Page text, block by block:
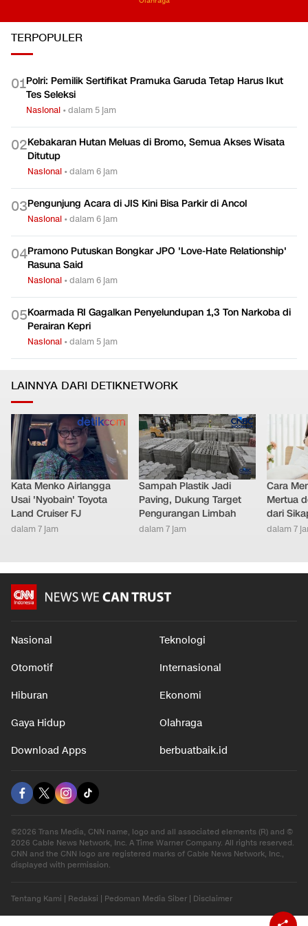
TERPOPULER
01Polri: Pemilik Sertifikat Pramuka Garuda Tetap Harus Ikut
Tes Seleksi
Nasional •dalam 5 jam
02Kebakaran Hutan Meluas di Bromo, Semua Akses Wisata
Ditutup
Nasional •dalam 6 jam
03Pengunjung Acara di JIS Kini Bisa Parkir di Ancol
Nasional •dalam 6 jam
04Pramono Putuskan Bongkar JPO 'Love-Hate Relationship'
Rasuna Said
Nasional •dalam 6 jam
05Koarmada RI Gagalkan Penyelundupan 1,3 Ton Narkoba di
Perairan Kepri
Nasional •dalam 5 jam
LAINNYA DARI DETIKNETWORK
Kata Menko Airlangga
Usai 'Nyobain' Toyota
Land Cruiser FJ
dalam 7 jam
Sampah Plastik Jadi
Paving, Dukung Target
Pengurangan Limbah
dalam 7 jam
Cara
Mertua
dari
dalam 7
Nasional Teknologi
Otomotif Internasional
Hiburan Ekonomi
Gaya Hidup Olahraga
Download Apps berbuatbaik.id
©2026 Trans Media, CNN name, logo and all associated elements (R) and ©
2026 Cable News Network, Inc. A Time Warner Company. All rights reserved.
CNN and the CNN logo are registered marks of Cable News Network, Inc.,
displayed with permission.
Tentang Kami Redaksi Pedoman Media Siber Disclaimer